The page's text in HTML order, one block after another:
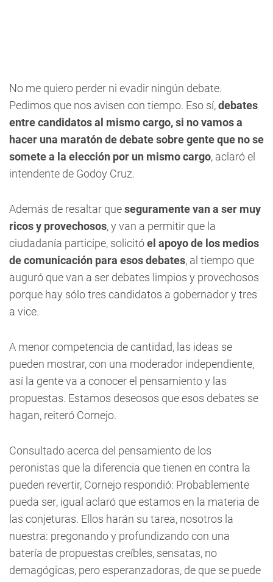
No me quiero perder ni evadir ningún debate.
Pedimos que nos avisen con tiempo. Eso sí,debates
entre candidatos al mismo cargo, si no vamos a
hacer una maratón de debate sobre gente que no se
somete a la elección por un mismo cargo, aclaró el
intendente de Godoy Cruz.
Además de resaltar que seguramente van a ser muy
ricos y provechosos, y van a permitir que la
ciudadanía participe, solicitó el apoyo de los medios
de comunicación para esos debates, al tiempo que
auguró que van a ser debates limpios y provechosos
porque hay sólo tres candidatos a gobernador y tres
a vice.
A menor competencia de cantidad, las ideas se
pueden mostrar, con una moderador independiente,
así la gente va a conocer el pensamiento y las
propuestas. Estamos deseosos que esos debates se
hagan, reiteró Cornejo.
Consultado acerca del pensamiento de los
peronistas que la diferencia que tienen en contra la
pueden revertir, Cornejo respondió: Probablemente
pueda ser, igual aclaró que estamos en la materia de
las conjeturas. Ellos harán su tarea, nosotros la
nuestra: pregonando y profundizando con una
batería de propuestas creíbles, sensatas, no
demagógicas, pero esperanzadoras, de que se puede